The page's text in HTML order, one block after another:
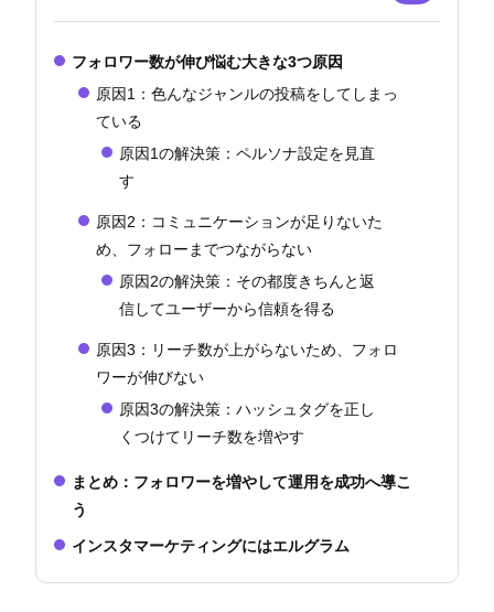
フォロワー数が伸び悩む大きな3つ原因
原因1：色んなジャンルの投稿をしてしまっ
ている
原因1の解決策：ペルソナ設定を見直
す
原因2：コミュニケーションが足りないた
め、フォローまでつながらない
原因2の解決策：その都度きちんと返
信してユーザーから信頼を得る
原因3：リーチ数が上がらないため、フォロ
ワーが伸びない
原因3の解決策：ハッシュタグを正し
くつけてリーチ数を増やす
まとめ：フォロワーを増やして運用を成功へ導こ
う
インスタマーケティングにはエルグラム